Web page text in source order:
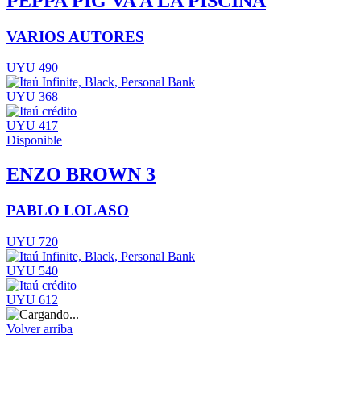
VARIOS AUTORES
UYU 490
UYU 368
UYU 417
Disponible
ENZO BROWN 3
PABLO LOLASO
UYU 720
UYU 540
UYU 612
Volver arriba